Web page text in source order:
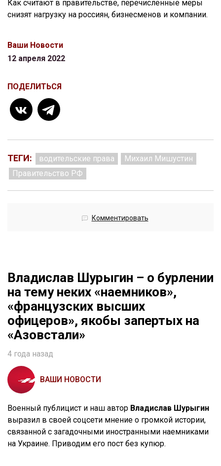
Как считают в правительстве, перечисленные меры
снизят нагрузку на россиян, бизнесменов и компании.
Ваши Новости
12 апреля 2022
ПОДЕЛИТЬСЯ
ТЕГИ: водительские права
Михаил Мишустин
Правительство РФ
Комментировать
Владислав Шурыгин – о бурлении
на тему неких «наемников»,
«французских высших
офицеров», якобы запертых на
«Азовстали»
4 года назад
ВАШИ НОВОСТИ
Военный публицист и наш автор Владислав Шурыгин
выразил в своей соцсети мнение о громкой истории,
связанной с загадочными иностранными наемниками
на Украине. Приводим его пост без купюр.